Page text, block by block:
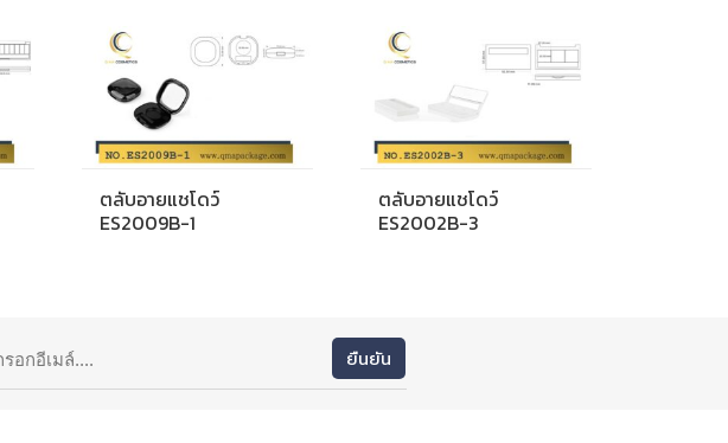
ตลับอายแชโดว์
ES2009B-1
ตลับอายแชโดว์
ES2002B-3